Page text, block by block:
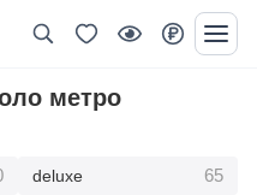
метро
deluxe 65